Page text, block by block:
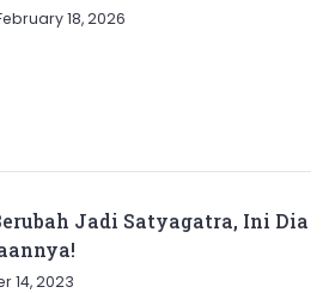
18, 2026
Jadi Satyagatra, Ini Dia
14, 2023